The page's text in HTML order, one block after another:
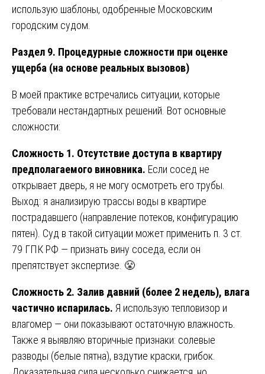
использую шаблоны, одобренные Московским
городским судом.
Раздел 9. Процедурные сложности при оценке
ущерба (на основе реальных вызовов)
В моей практике встречались ситуации, которые
требовали нестандартных решений. Вот основные
сложности:
Сложность 1. Отсутствие доступа в квартиру
предполагаемого виновника. Если сосед не
открывает дверь, я не могу осмотреть его трубы.
Выход: я анализирую трассы воды в квартире
пострадавшего (направление потеков, конфигурацию
пятен). Суд в такой ситуации может применить п. 3 ст.
79 ГПК РФ — признать вину соседа, если он
препятствует экспертизе. 😤
Сложность 2. Залив давний (более 2 недель), влага
частично испарилась. Я использую тепловизор и
влагомер — они показывают остаточную влажность.
Также я выявляю вторичные признаки: солевые
разводы (белые пятна), вздутие краски, грибок.